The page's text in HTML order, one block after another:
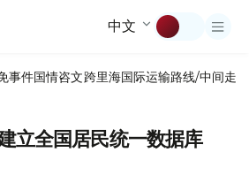
中文
事件国情咨文跨里海国际运输路线/中间走廊
立全国居民统一数据库